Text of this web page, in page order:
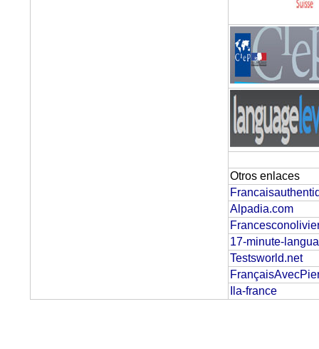
Otros enlaces
Alpadia.com
17-minute-
Testsworld.net
Ila-france